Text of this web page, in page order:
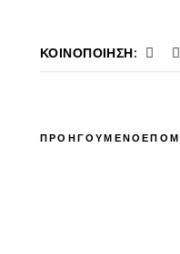
ΚΟΙΝΟΠΟΊΗΣΗ:
ΠΡΟΗΓΟΥΜΕΝΟ